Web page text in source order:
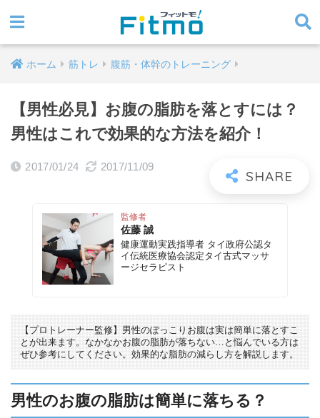
ホーム 筋トレ 腹筋・体幹のトレーニング
【男性必見】お腹の脂肪を落とすには？
男性はこれで効果的な方法を紹介！
2017/01/24 2017/11/09
監修者
佐藤 誠
健康運動実践指導者 タイ政府公認タ
イ伝統医療協会認定タイ古式マッサ
ージセラピスト
【プロトレーナー監修】男性のぽっこりお腹は実は簡単に落とすこ
とが出来ます。なかなかお腹の脂肪が落ちない…と悩んでいる方は
ぜひ参考にしてください。効果的な脂肪の減らし方を解説します。
男性のお腹の脂肪は簡単に落ちる？